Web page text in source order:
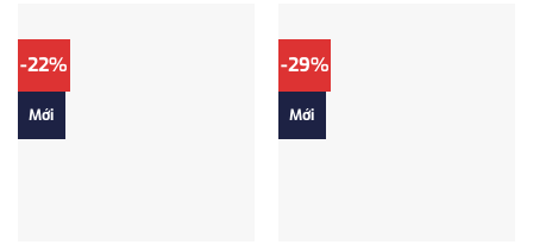
-22%
Mới
-29%
Mới